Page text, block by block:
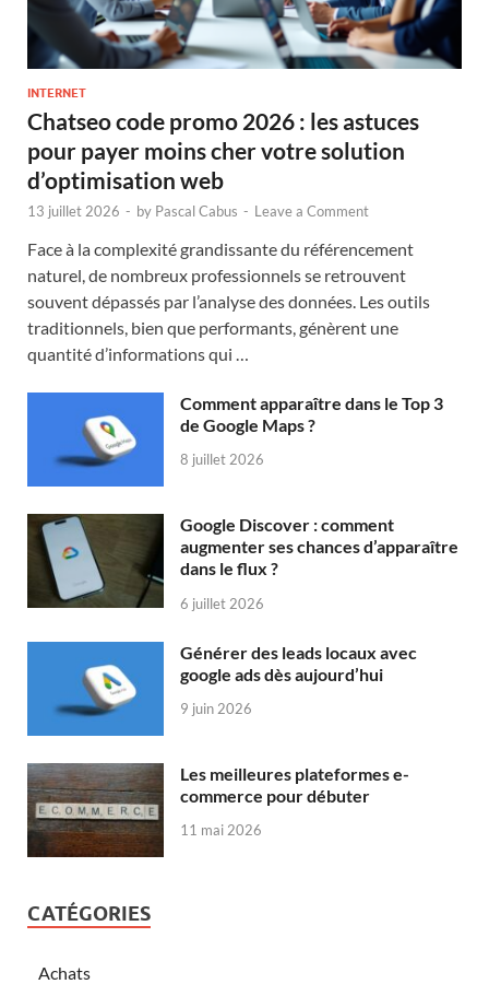
INTERNET
Chatseo code promo 2026 : les astuces
pour payer moins cher votre solution
d’optimisation web
13 juillet 2026 - by Pascal Cabus - Leave a Comment
Face à la complexité grandissante du référencement
naturel, de nombreux professionnels se retrouvent
souvent dépassés par l’analyse des données. Les outils
traditionnels, bien que performants, génèrent une
quantité d’informations qui …
Comment apparaître dans le Top 3
de Google Maps ?
8 juillet 2026
Google Discover : comment
augmenter ses chances d’apparaître
dans le flux ?
6 juillet 2026
Générer des leads locaux avec
google ads dès aujourd’hui
9 juin 2026
Les meilleures plateformes e-
commerce pour débuter
11 mai 2026
CATÉGORIES
Achats